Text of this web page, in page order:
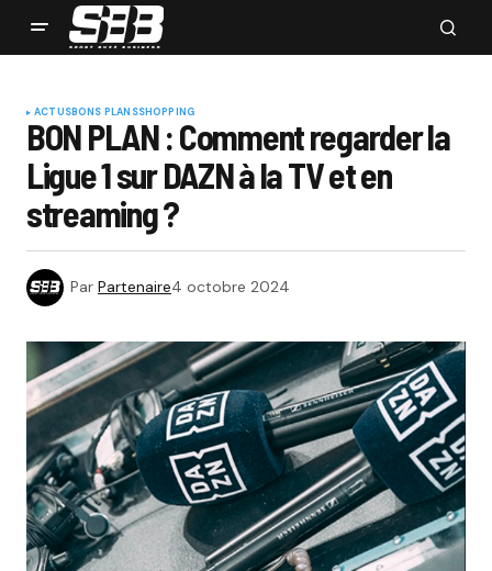
ACTUSBONS PLANSSHOPPING
BON PLAN : Comment regarder la
Ligue 1 sur DAZN à la TV et en
streaming ?
Par Partenaire4 octobre 2024